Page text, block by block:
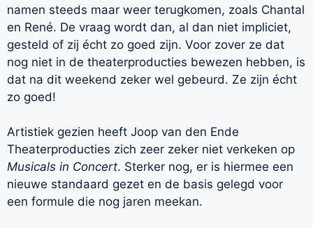
namen steeds maar weer terugkomen, zoals Chantal
en René. De vraag wordt dan, al dan niet impliciet,
gesteld of zij écht zo goed zijn. Voor zover ze dat
nog niet in de theaterproducties bewezen hebben, is
dat na dit weekend zeker wel gebeurd. Ze zijn écht
zo goed!
Artistiek gezien heeft Joop van den Ende
Theaterproducties zich zeer zeker niet verkeken op
Musicals in Concert. Sterker nog, er is hiermee een
nieuwe standaard gezet en de basis gelegd voor
een formule die nog jaren meekan.